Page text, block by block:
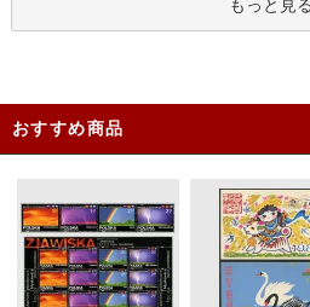
もっと見る
おすすめ商品